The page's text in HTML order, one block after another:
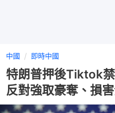
中國 即時中國
特朗普押後Tiktok
反對強取豪奪、損